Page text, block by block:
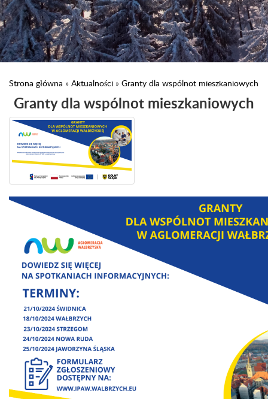
Strona główna » Aktualności » Granty dla wspólnot mieszkaniowych
Granty dla wspólnot mieszkaniowych